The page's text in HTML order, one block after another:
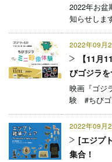
2022年お盆
知らせしま
2022年09月
【11月
びゴジラを
映画『ゴジ
験 #ちびゴ
2022年09月
[エジプ
集合！